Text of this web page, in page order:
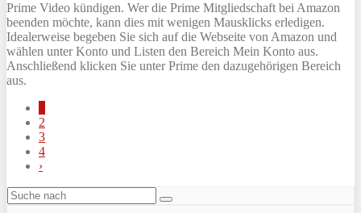
Prime Video kündigen. Wer die Prime Mitgliedschaft bei Amazon
beenden möchte, kann dies mit wenigen Mausklicks erledigen.
Idealerweise begeben Sie sich auf die Webseite von Amazon und
wählen unter Konto und Listen den Bereich Mein Konto aus.
Anschließend klicken Sie unter Prime den dazugehörigen Bereich
aus.
2
3
4
›